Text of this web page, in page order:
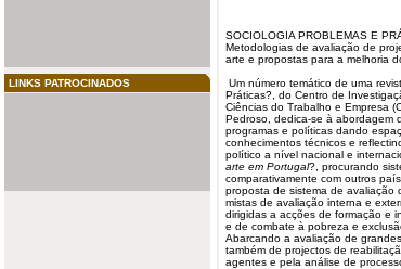
LINKS PATROCINADOS
SOCIOLOGIA PROBLEMAS E
Metodologias de avaliação de
arte e propostas para a melhoria
Um número temático de uma
Práticas?, do Centro de
Ciências do Trabalho e Empresa
Pedroso, dedica-se à abordagem
programas e políticas dando
conhecimentos técnicos e
político a nível nacional e
arte em Portugal?, procurando
comparativamente com outros
proposta de sistema de avaliação
mistas de avaliação interna e
dirigidas a acções de formação e
e de combate à pobreza e
Abarcando a avaliação de
também de projectos de
agentes e pela análise de